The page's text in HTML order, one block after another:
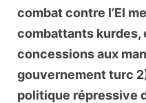
combat contre l’EI
combattants kurdes,
concessions aux
gouvernement turc
politique répressive